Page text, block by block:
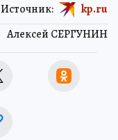
Алексей СЕРГУНИН
Источник: kp.ru